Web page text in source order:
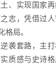
、实现国家再
志，凭借过人
格局。
袭套路，主
质感与史诗